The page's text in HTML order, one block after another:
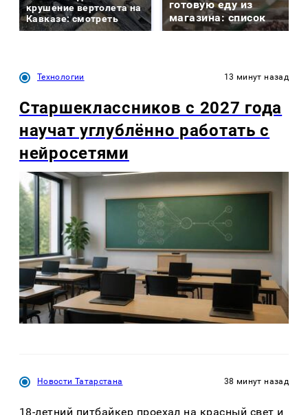
крушение вертолета на
Кавказе: смотреть
готовую еду из
магазина: список
Технологии 13 минут назад
Старшеклассников с 2027 года
научат углублённо работать с
нейросетями
Новости Татарстана 38 минут назад
18-летний питбайкер проехал на красный свет и